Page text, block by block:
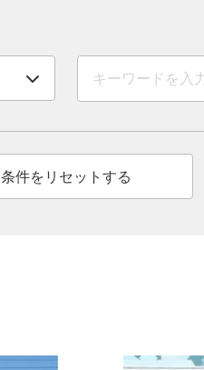
条件をリセットする